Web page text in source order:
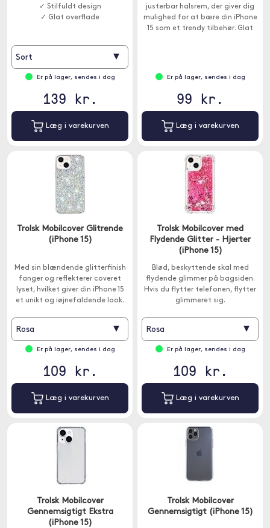
✓ Stilfuldt design
✓ Glat overflade
Sort ▾
Er på lager, sendes i dag
139 kr.
Læg i varekurven
justerbar halsrem, der giver dig
mulighed for at bære din iPhone
15 som et trendy tilbehør. Glat
Er på lager, sendes i dag
99 kr.
Læg i varekurven
Trolsk Mobilcover Glitrende
(iPhone 15)
Med sin blændende glitterfinish
fanger og reflekterer coveret
lyset, hvilket giver din iPhone 15
et unikt og iøjnefaldende look.
Rosa ▾
Er på lager, sendes i dag
109 kr.
Læg i varekurven
Trolsk Mobilcover med
Flydende Glitter - Hjerter
(iPhone 15)
Blød, beskyttende skal med
flydende glimmer på bagsiden.
Hvis du flytter telefonen, flytter
glimmeret sig.
Rosa ▾
Er på lager, sendes i dag
109 kr.
Læg i varekurven
Trolsk Mobilcover
Gennemsigtigt Ekstra
(iPhone 15)
Trolsk Mobilcover
Gennemsigtigt (iPhone 15)